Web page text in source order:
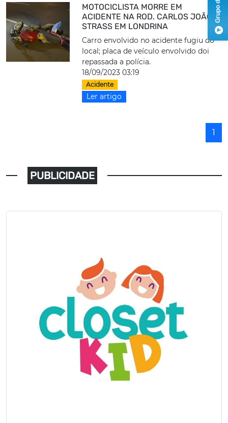
MOTOCICLISTA MORRE EM
ACIDENTE NA ROD. CARLOS JOÃO
STRASS EM LONDRINA
Carro envolvido no acidente fugiu do
local; placa de veículo envolvido doi
repassada a polícia.
18/09/2023 03:19
Acidente
Ler artigo
1
PUBLICIDADE